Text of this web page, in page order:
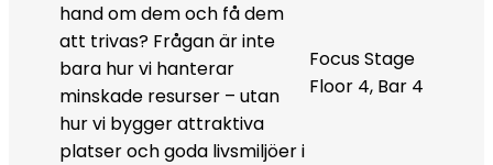
hand om dem och få dem
att trivas? Frågan är inte
bara hur vi hanterar
minskade resurser – utan
hur vi bygger attraktiva
platser och goda livsmiljöer i
Focus Stage
Floor 4, Bar 4